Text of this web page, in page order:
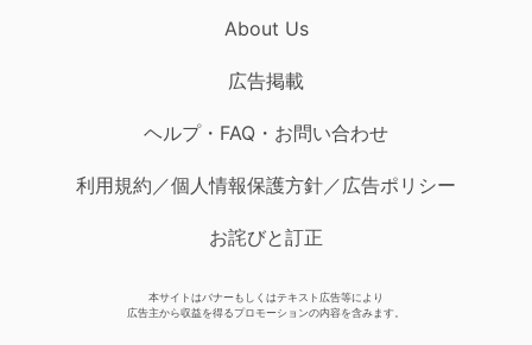
About Us
広告掲載
ヘルプ・FAQ・お問い合わせ
利用規約／個人情報保護方針／広告ポリシー
お詫びと訂正
本サイトはバナーもしくはテキスト広告等により
広告主から収益を得るプロモーションの内容を含みます。